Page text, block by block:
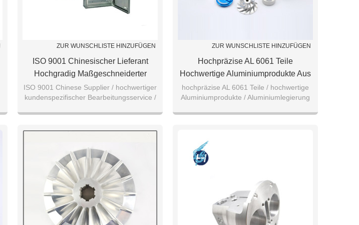
ZUR WUNSCHLISTE HINZUFÜGEN
ISO 9001 Chinesischer Lieferant
Hochgradig Maßgeschneiderter
Service Hoch Folie Blech Teile
Schützen
ISO 9001 Chinese Supplier / hochwertiger
kundenspezifischer Bearbeitungsservice /
ZUR WUNSCHLISTE HINZUFÜGEN
Hochpräzise AL 6061 Teile
Hochwertige Aluminiumprodukte Aus
Aluminiumlegierung 7075/5052/6061
hochpräzise AL 6061 Teile / hochwertige
Aluminiumprodukte / Aluminiumlegierung